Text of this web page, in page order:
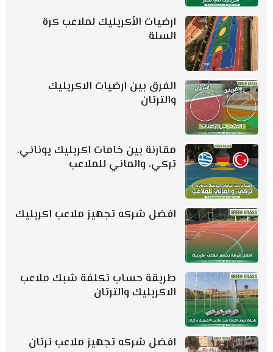
ارضيات الأكريليك لملاعب كرة
السلة
الفرق بين ارضيات الاكريليك
والترتان
مقارنة بين خامات اكريليك يوناني،
تركي، والماني للملاعب
افضل شركه تجهيز ملاعب اكريليك
طريقة حساب تكلفة شبك ملاعب
الاكريليك والترتان
افضل شركه تجهيز ملاعب ترتان